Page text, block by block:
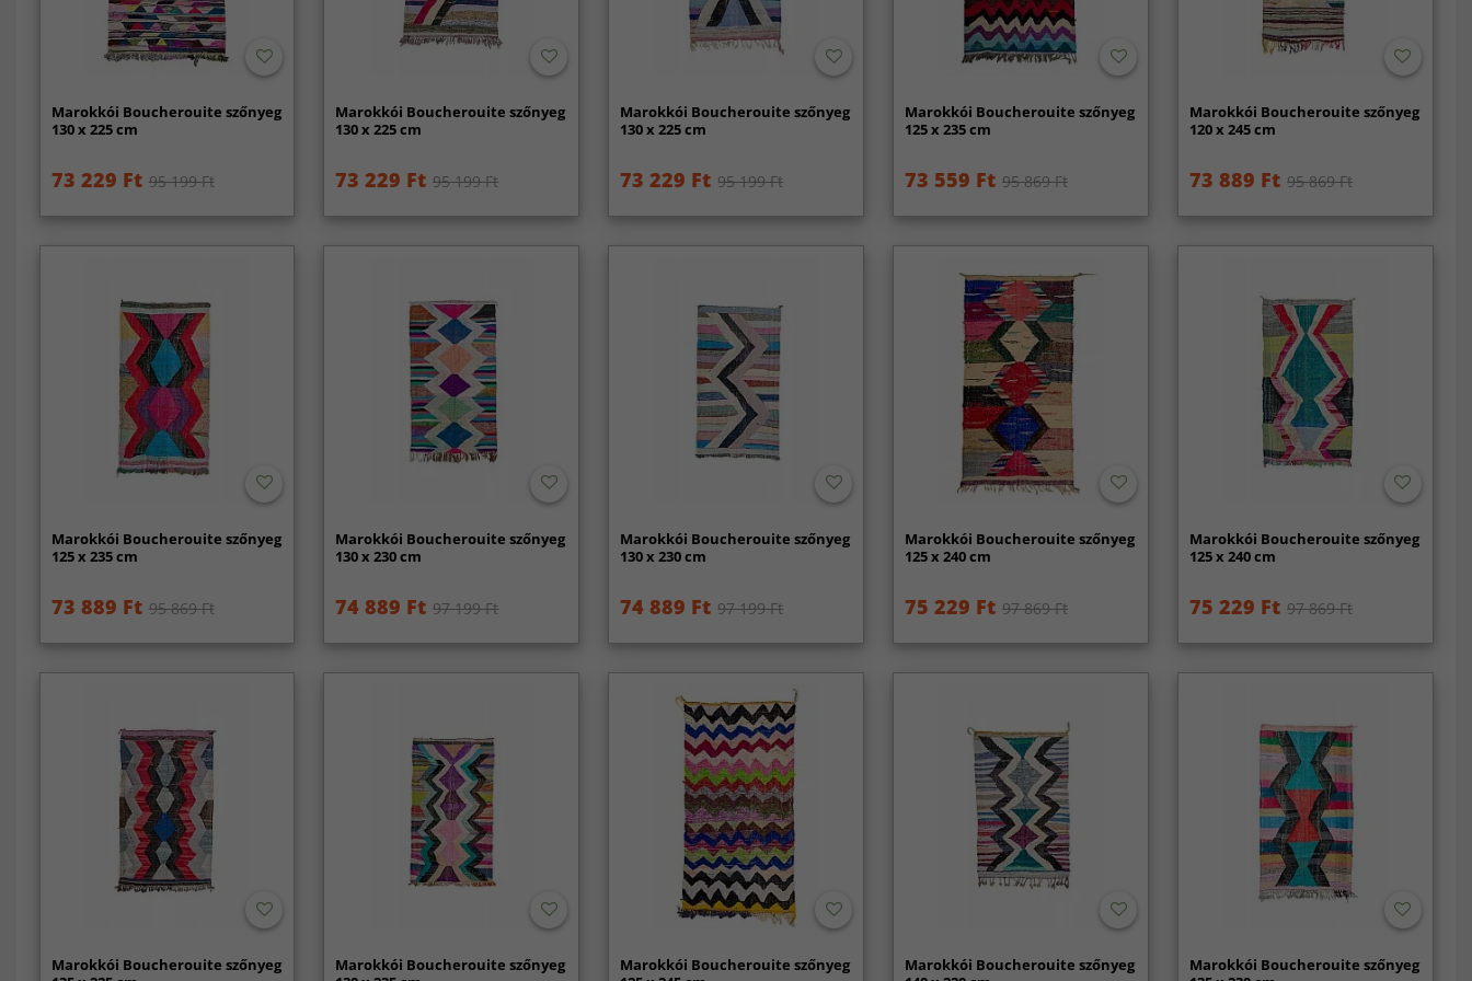
Marokkói Boucherouite szőnyeg
130 x 225 cm
73 229 Ft 95 199 Ft
Marokkói Boucherouite szőnyeg
130 x 225 cm
73 229 Ft 95 199 Ft
Marokkói Boucherouite szőnyeg
130 x 225 cm
73 229 Ft 95 199 Ft
Marokkói Boucherouite szőnyeg
125 x 235 cm
73 559 Ft 95 869 Ft
Marokkói Boucherouite szőnyeg
120 x 245 cm
73 889 Ft 95 869 Ft
Marokkói Boucherouite szőnyeg
125 x 235 cm
73 889 Ft 95 869 Ft
Marokkói Boucherouite szőnyeg
130 x 230 cm
74 889 Ft 97 199 Ft
Marokkói Boucherouite szőnyeg
130 x 230 cm
74 889 Ft 97 199 Ft
Marokkói Boucherouite szőnyeg
125 x 240 cm
75 229 Ft 97 869 Ft
Marokkói Boucherouite szőnyeg
125 x 240 cm
75 229 Ft 97 869 Ft
Marokkói Boucherouite szőnyeg
Marokkói Boucherouite szőnyeg
Marokkói Boucherouite szőnyeg
Marokkói Boucherouite szőnyeg
Marokkói Boucherouite szőnyeg